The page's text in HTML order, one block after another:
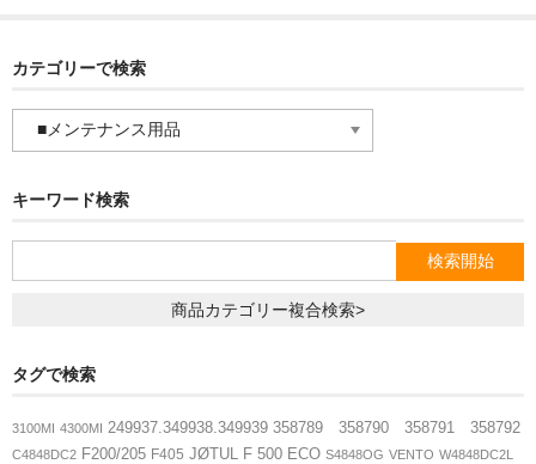
カテゴリーで検索
リ
で
キーワード検索
商品カテゴリー複合検索>
タグで検索
3100MI 4300MI 249937.349938.349939 358789 358790 358791 358792
C4848DC2 F200/205 F405 JØTUL F 500 ECO S4848OG VENTO W4848DC2L